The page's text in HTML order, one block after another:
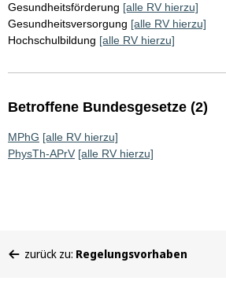
Gesundheitsförderung [alle RV hierzu]
Gesundheitsversorgung [alle RV hierzu]
Hochschulbildung [alle RV hierzu]
Betroffene Bundesgesetze (2)
MPhG [alle RV hierzu]
PhysTh-APrV [alle RV hierzu]
befinden
zurück zu: Regelungsvorhaben